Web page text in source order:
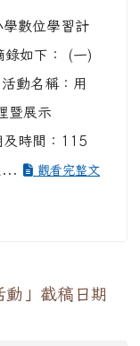
數位學習計
錄如下： (一)
動名稱：用
暨展示
時間：115
...
觀看完整文
動」截稿日期